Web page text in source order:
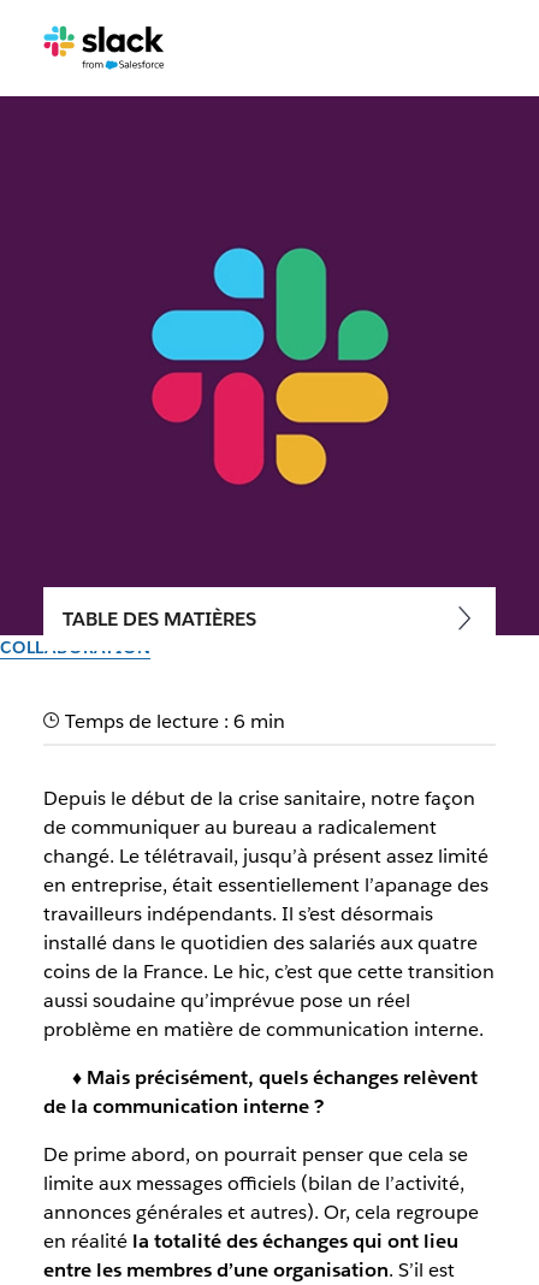
COLLABORATION
Communiquer à distance :
interne
En télétravail, l’isolement n’est pas une fatalité. Découvrez
nos conseils pour garder le lien malgré la distance.
Par l’équipe Slack
8 février 2021
TABLE DES MATIÈRES
Temps de lecture : 6 min
Depuis le début de la crise sanitaire, notre façon
de communiquer au bureau a radicalement
changé. Le télétravail, jusqu’à présent assez limité
en entreprise, était essentiellement l’apanage des
travailleurs indépendants. Il s’est désormais
installé dans le quotidien des salariés aux quatre
coins de la France. Le hic, c’est que cette transition
aussi soudaine qu’imprévue pose un réel
problème en matière de communication interne.
♦ Mais précisément, quels échanges relèvent
de la communication interne ?
De prime abord, on pourrait penser que cela se
limite aux messages officiels (bilan de l’activité,
annonces générales et autres). Or, cela regroupe
en réalité la totalité des échanges qui ont lieu
entre les membres d’une organisation. S’il est